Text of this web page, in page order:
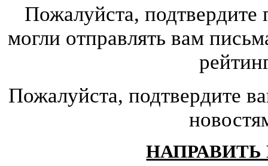
Пожалуйста,
могли отправлять вам
Пожалуйста, подтвердите